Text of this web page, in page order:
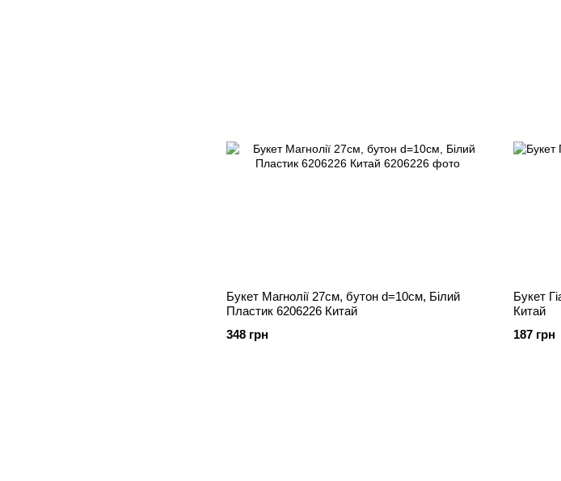
Букет Магнолії 27см, бутон d=10см, Білий
Пластик 6206226 Китай
348 грн
Букет Гіацинт 48см,
Китай
187 грн